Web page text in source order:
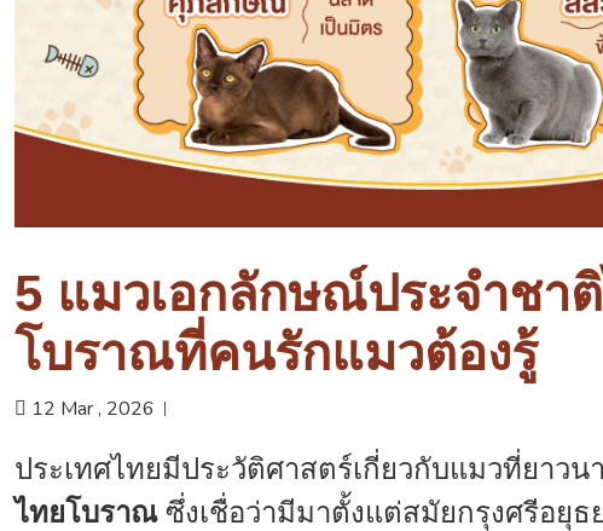
5 แมวเอกลักษณ์ประจำชา
โบราณที่คนรักแมวต้องรู้
12 Mar , 2026
ประเทศไทยมีประวัติศาสตร์เกี่ยวกับแมวที่ยาว
ไทยโบราณซึ่งเชื่อว่ามีมาตั้งแต่สมัยกรุงศรีอยุ